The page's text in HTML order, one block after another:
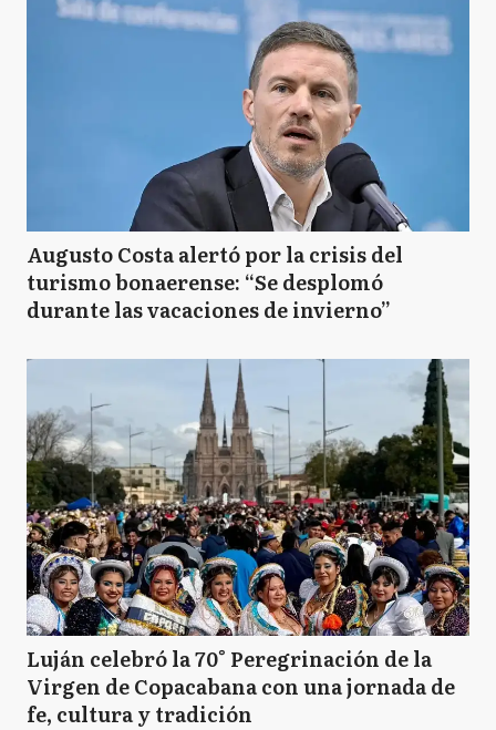
Augusto Costa alertó por la crisis del
turismo bonaerense: “Se desplomó
durante las vacaciones de invierno”
Luján celebró la 70° Peregrinación de la
Virgen de Copacabana con una jornada de
fe, cultura y tradición